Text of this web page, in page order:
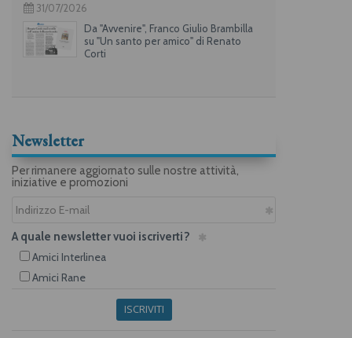
31/07/2026
Da "Avvenire", Franco Giulio Brambilla
su "Un santo per amico" di Renato
Corti
Newsletter
Per rimanere aggiornato sulle nostre attività,
iniziative e promozioni
A quale newsletter vuoi iscriverti?
Amici Interlinea
Amici Rane
ISCRIVITI